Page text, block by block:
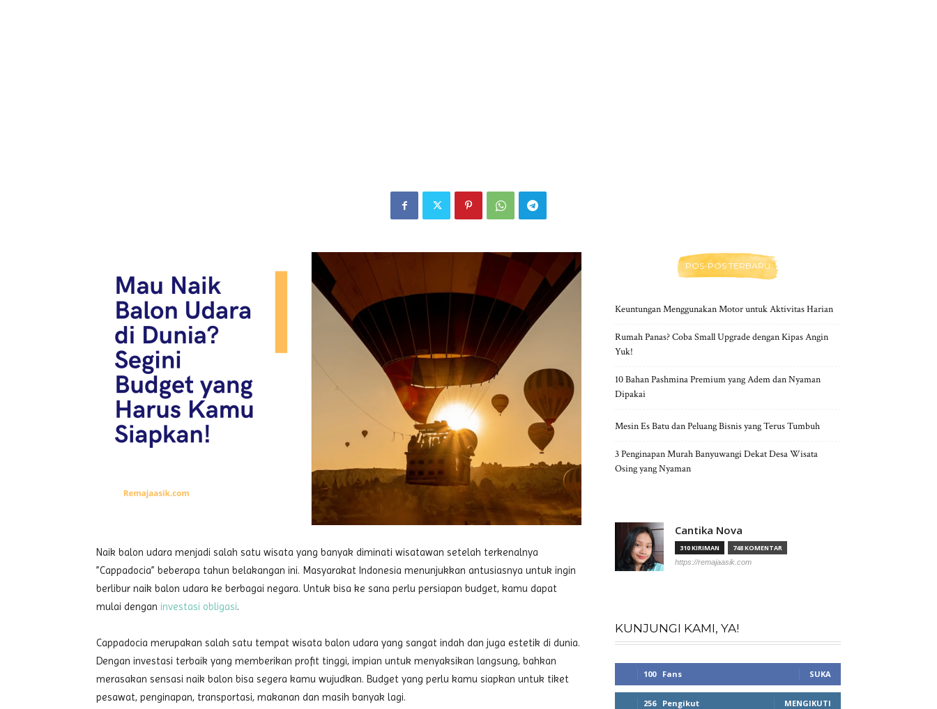
Naik balon udara menjadi salah satu wisata yang banyak diminati wisatawan setelah terkenalnya
”Cappadocia” beberapa tahun belakangan ini. Masyarakat Indonesia menunjukkan antusiasnya untuk ingin
berlibur naik balon udara ke berbagai negara. Untuk bisa ke sana perlu persiapan budget, kamu dapat
mulai dengan investasi obligasi.
Cappadocia merupakan salah satu tempat wisata balon udara yang sangat indah dan juga estetik di dunia.
Dengan investasi terbaik yang memberikan profit tinggi, impian untuk menyaksikan langsung, bahkan
merasakan sensasi naik balon bisa segera kamu wujudkan. Budget yang perlu kamu siapkan untuk tiket
pesawat, penginapan, transportasi, makanan dan masih banyak lagi.
POS-POS TERBARU
Keuntungan Menggunakan Motor untuk Aktivitas Harian
Rumah Panas? Coba Small Upgrade dengan Kipas Angin
Yuk!
10 Bahan Pashmina Premium yang Adem dan Nyaman
Dipakai
Mesin Es Batu dan Peluang Bisnis yang Terus Tumbuh
3 Penginapan Murah Banyuwangi Dekat Desa Wisata
Osing yang Nyaman
Cantika Nova
310 KIRIMAN 748 KOMENTAR
https://remajaasik.com
KUNJUNGI KAMI, YA!
100 Fans SUKA
256 Pengikut MENGIKUTI